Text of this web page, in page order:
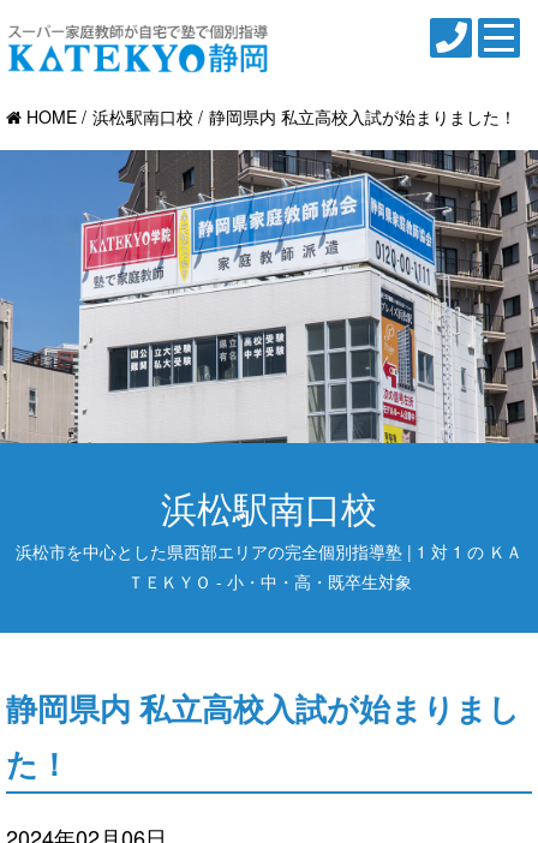
HOME 浜松駅南口校 静岡県内 私立高校入試が始まりました！
浜松駅南口校
浜松市を中心とした県西部エリアの完全個別指導塾 | 1 対 1 の ＫＡ
ＴＥＫＹＯ - 小・中・高・既卒生対象
静岡県内 私立高校入試が始まりまし
た！